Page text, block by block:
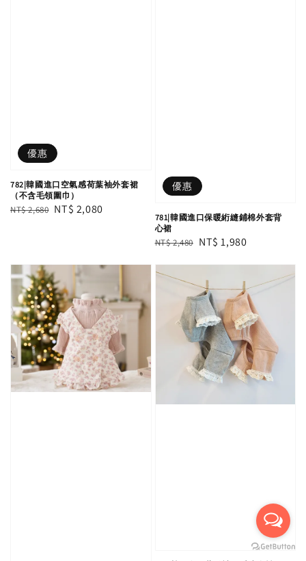
優惠
782|韓國進口空氣感荷葉袖外套裙
（不含毛領圍巾）
Regular
NT$ 2,680 Sale
NT$ 2,080
優惠
781|韓國進口保暖絎縫鋪棉外套背
心裙
Regular
NT$ 2,480 Sale
NT$ 1,980